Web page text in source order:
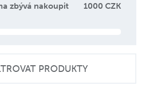
zbývá nakoupit
1000 CZK
PRODUKTY